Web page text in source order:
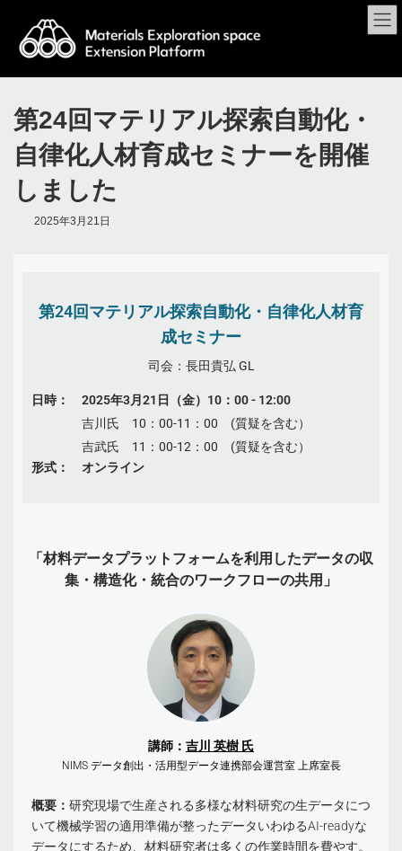
第24回マテリアル探索自動化・
自律化人材育成セミナーを開催
しました
2025年3月21日
第24回マテリアル探索自動化・自律化人材育
成セミナー
司会：長田貴弘 GL
日時： 2025年3月21日（金）10：00 - 12:00
吉川氏 10：00-11：00 (質疑を含む）
吉武氏 11：00-12：00 (質疑を含む）
形式： オンライン
「材料データプラットフォームを利用したデータの収
集・構造化・統合のワークフローの共用」
講師： 吉川 英樹 氏
NIMS データ創出・活用型データ連携部会運営室 上席室長
概要： 研究現場で生産される多様な材料研究の生データにつ
いて機械学習の適用準備が整ったデータいわゆるAI-readyな
データにするため、材料研究者は多くの作業時間を費やす。